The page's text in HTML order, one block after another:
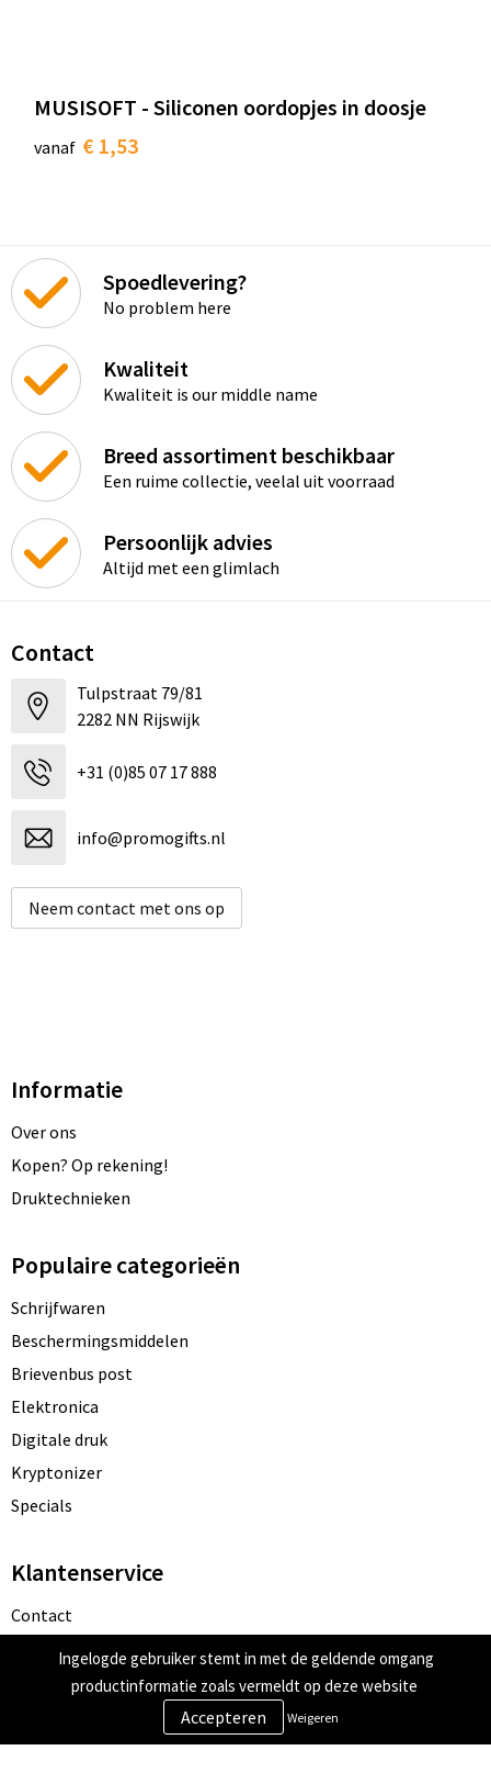
MUSISOFT - Siliconen oordopjes in doosje
vanaf € 1,53
Spoedlevering?
No problem here
Kwaliteit
Kwaliteit is our middle name
Breed assortiment beschikbaar
Een ruime collectie, veelal uit voorraad
Persoonlijk advies
Altijd met een glimlach
Contact
Tulpstraat 79/81
2282 NN Rijswijk
+31 (0)85 07 17 888
info@promogifts.nl
Neem contact met ons op
Informatie
Over ons
Kopen? Op rekening!
Druktechnieken
Populaire categorieën
Schrijfwaren
Beschermingsmiddelen
Brievenbus post
Elektronica
Digitale druk
Kryptonizer
Specials
Klantenservice
Contact
Bestelling & Bezorging
Betaalmethoden
Ingelogde gebruiker stemt in met de geldende omgang
productinformatie zoals vermeldt op deze website
Weigeren